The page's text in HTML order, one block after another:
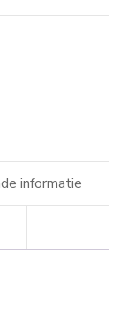
informatie